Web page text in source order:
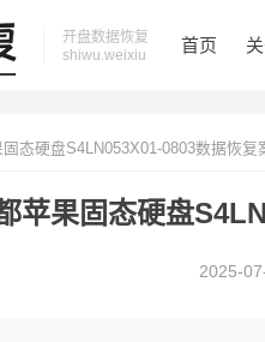
开盘数据恢复
shiwu.weixiu
首页
态硬盘S4LN053X01-0803数据恢复
苹果固态硬盘
2025-